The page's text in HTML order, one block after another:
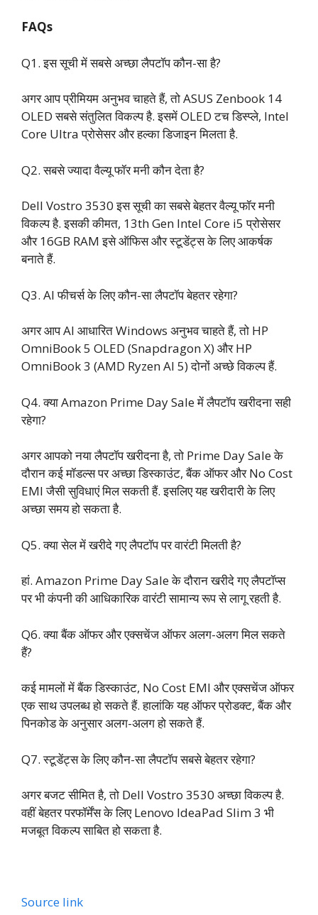
FAQs
Q1. इस सूची में सबसे अच्छा लैपटॉप कौन-सा है?
अगर आप प्रीमियम अनुभव चाहते हैं, तो ASUS Zenbook 14
OLED सबसे संतुलित विकल्प है. इसमें OLED टच डिस्प्ले, Intel
Core Ultra प्रोसेसर और हल्का डिजाइन मिलता है.
Q2. सबसे ज्यादा वैल्यू फॉर मनी कौन देता है?
Dell Vostro 3530 इस सूची का सबसे बेहतर वैल्यू फॉर मनी
विकल्प है. इसकी कीमत, 13th Gen Intel Core i5 प्रोसेसर
और 16GB RAM इसे ऑफिस और स्टूडेंट्स के लिए आकर्षक
बनाते हैं.
Q3. AI फीचर्स के लिए कौन-सा लैपटॉप बेहतर रहेगा?
अगर आप AI आधारित Windows अनुभव चाहते हैं, तो HP
OmniBook 5 OLED (Snapdragon X) और HP
OmniBook 3 (AMD Ryzen AI 5) दोनों अच्छे विकल्प हैं.
Q4. क्या Amazon Prime Day Sale में लैपटॉप खरीदना सही
रहेगा?
अगर आपको नया लैपटॉप खरीदना है, तो Prime Day Sale के
दौरान कई मॉडल्स पर अच्छा डिस्काउंट, बैंक ऑफर और No Cost
EMI जैसी सुविधाएं मिल सकती हैं. इसलिए यह खरीदारी के लिए
अच्छा समय हो सकता है.
Q5. क्या सेल में खरीदे गए लैपटॉप पर वारंटी मिलती है?
हां. Amazon Prime Day Sale के दौरान खरीदे गए लैपटॉप्स
पर भी कंपनी की आधिकारिक वारंटी सामान्य रूप से लागू रहती है.
Q6. क्या बैंक ऑफर और एक्सचेंज ऑफर अलग-अलग मिल सकते
हैं?
कई मामलों में बैंक डिस्काउंट, No Cost EMI और एक्सचेंज ऑफर
एक साथ उपलब्ध हो सकते हैं. हालांकि यह ऑफर प्रोडक्ट, बैंक और
पिनकोड के अनुसार अलग-अलग हो सकते हैं.
Q7. स्टूडेंट्स के लिए कौन-सा लैपटॉप सबसे बेहतर रहेगा?
अगर बजट सीमित है, तो Dell Vostro 3530 अच्छा विकल्प है.
वहीं बेहतर परफॉर्मेंस के लिए Lenovo IdeaPad Slim 3 भी
मजबूत विकल्प साबित हो सकता है.
Source link